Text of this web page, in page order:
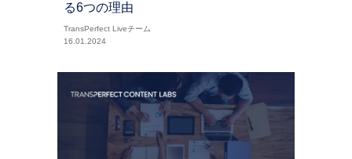
る6つの理由
TransPerfect Liveチーム
16.01.2024